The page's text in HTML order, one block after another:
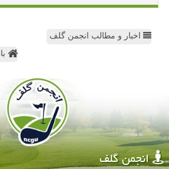
اخبار و مطالب انجمن گلف
انجمن گلف